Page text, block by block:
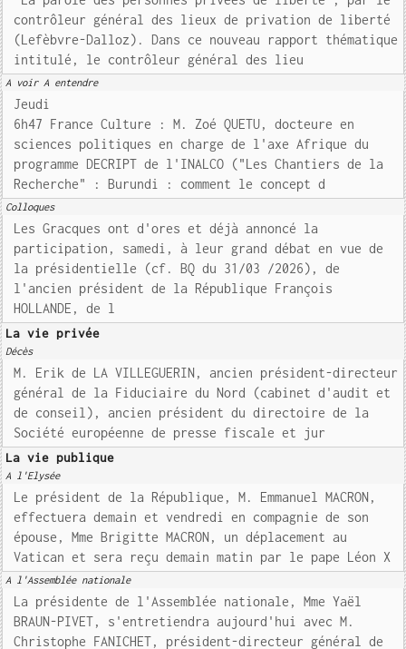
contrôleur général des lieux de privation de liberté
(Lefèbvre-Dalloz). Dans ce nouveau rapport thématique
intitulé, le contrôleur général des lieu
A voir A entendre
Jeudi
6h47 France Culture : M. Zoé QUETU, docteure en
sciences politiques en charge de l'axe Afrique du
programme DECRIPT de l'INALCO ("Les Chantiers de la
Recherche" : Burundi : comment le concept d
Colloques
Les Gracques ont d'ores et déjà annoncé la
participation, samedi, à leur grand débat en vue de
la présidentielle (cf. BQ du 31/03 /2026), de
l'ancien président de la République François
HOLLANDE, de l
La vie privée
Décès
M. Erik de LA VILLEGUERIN, ancien président-directeur
général de la Fiduciaire du Nord (cabinet d'audit et
de conseil), ancien président du directoire de la
Société européenne de presse fiscale et jur
La vie publique
A l'Elysée
Le président de la République, M. Emmanuel MACRON,
effectuera demain et vendredi en compagnie de son
épouse, Mme Brigitte MACRON, un déplacement au
Vatican et sera reçu demain matin par le pape Léon X
A l'Assemblée nationale
La présidente de l'Assemblée nationale, Mme Yaël
BRAUN-PIVET, s'entretiendra aujourd'hui avec M.
Christophe FANICHET, président-directeur général de